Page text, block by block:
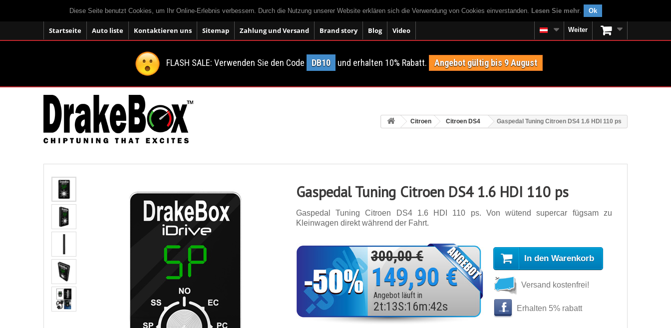
Diese Seite benutzt Cookies, um Ihr Online-Erlebnis verbessern. Durch die Nutzung unserer Website erklären sich die Verwendung von Cookies einverstanden. Lesen Sie mehr. Ok
Startseite Auto liste Kontaktieren uns Sitemap Zahlung und Versand Brand story Blog Video Weiter
FLASH SALE: Verwenden Sie den Code DB10 und erhalten 10% Rabatt. Angebot gültig bis 9 August
Citroen Citroen DS4 Gaspedal Tuning Citroen DS4 1.6 HDI 110 ps
Gaspedal Tuning Citroen DS4 1.6 HDI 110 ps
Gaspedal Tuning Citroen DS4 1.6 HDI 110 ps. Von wütend supercar fügsam zu
Kleinwagen direkt während der Fahrt.
300,00 €
149,90 €
Angebot läuft in
2t:13S:16m:40s
In den Warenkorb
Versand kostenfrei!
Erhalten 5% rabatt